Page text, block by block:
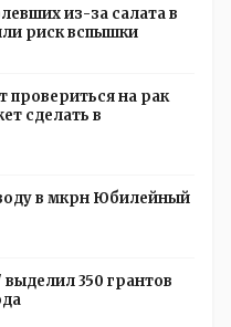
возможности идти
будущем Курултае: -
из-за салата в
риск вспышки
провериться на рак
сделать в
в мкрн Юбилейный
350 грантов